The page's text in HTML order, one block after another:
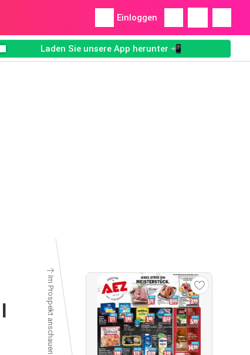
Einloggen
Laden Sie unsere App herunter 📲
Im Prospekt anschauen